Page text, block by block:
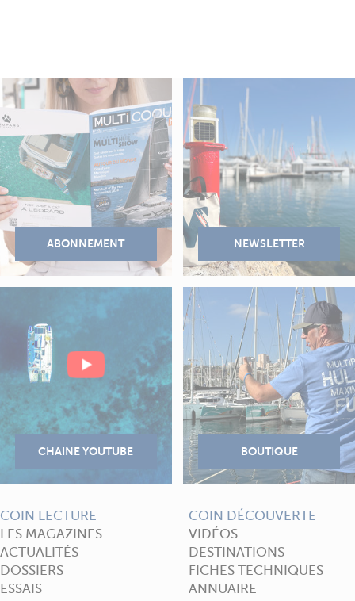
COIN LECTURE
LES MAGAZINES
ACTUALITÉS
DOSSIERS
ESSAIS
COIN DÉCOUVERTE
VIDÉOS
DESTINATIONS
FICHES TECHNIQUES
ANNUAIRE